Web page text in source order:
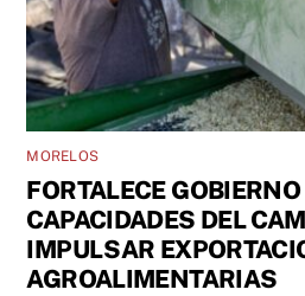
MORELOS
FORTALECE
CAPACIDADES DEL
IMPULSAR
AGROALIMENTARIAS